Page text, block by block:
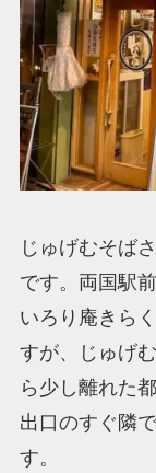
じゅげむそば
です。両国駅
いろり庵きら
すが、じゅげ
ら少し離れた
出口のすぐ隣
す。